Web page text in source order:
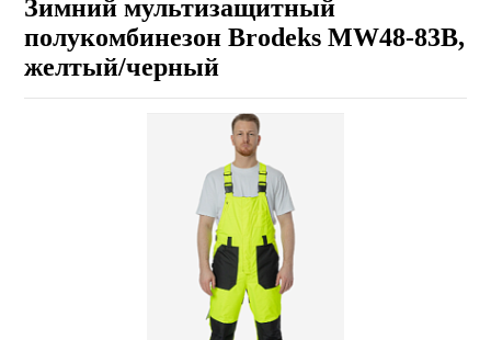
Зимний мультизащитный
полукомбинезон Brodeks MW48-83В,
желтый/черный